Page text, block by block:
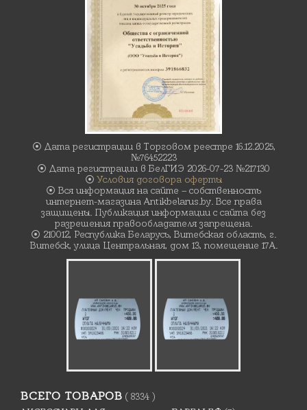
⦿ Дата регистрации в Торговом реестре 16.12.2025,
№76452223
⦿ Дата регистрации в БелГИЭ 2026-07-23 №217130
⦿Условия договора оферты
⦿ Вся информация на сайте – собственность
интернет-магазина Antikbelarus.by. Все права
защищены. Публикация информации с сайта без
разрешения правообладателя запрещена.
⦿ 210012, Республика Беларусь, Витебская область, г.
Витебск, улица Центральная, дом 13, помещение 17А.
ВСЕГО ТОВАРОВ ( 8334 )